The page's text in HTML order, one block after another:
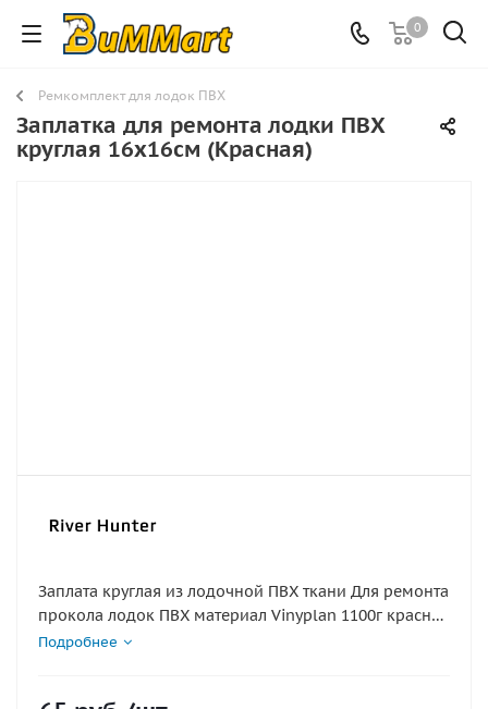
0
Ремкомплект для лодок ПВХ
Заплатка для ремонта лодки ПВХ
круглая 16х16см (Красная)
Заплата круглая из лодочной ПВХ ткани Для ремонта
прокола лодок ПВХ материал Vinyplan 1100г красная
165х165мм
Подробнее